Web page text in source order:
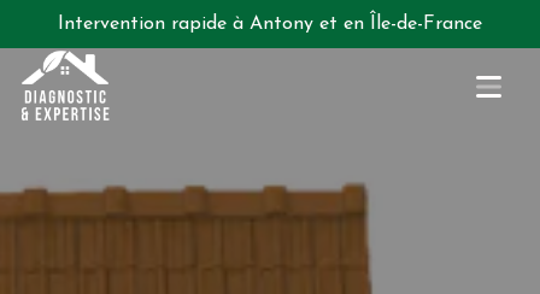
Intervention rapide à Antony et en Île-de-France